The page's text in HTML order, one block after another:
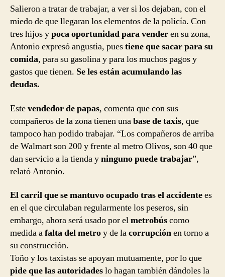
Salieron a tratar de trabajar, a ver si los dejaban, con el
miedo de que llegaran los elementos de la policía. Con
tres hijos ypoca oportunidad para venderen su zona,
Antonio expresó angustia, puestiene que sacar para su
comida, para su gasolina y para los muchos pagos y
gastos que tienen. Se les están acumulando las
deudas.
Estevendedor de papas, comenta que con sus
compañeros de la zona tienen unabase de taxis, que
tampoco han podido trabajar. “Los compañeros de arriba
de Walmart son 200 y frente al metro Olivos, son 40 que
dan servicio a la tienda yninguno puede trabajar”,
relató Antonio.
El carril que se mantuvo ocupado tras el accidentees
en el que circulaban regularmente los peseros, sin
embargo, ahora será usado por elmetrobúscomo
medida afalta del metroy de lacorrupciónen torno a
su construcción.
Toño y los taxistas se apoyan mutuamente, por lo que
pide que las autoridadeslo hagan también dándoles la